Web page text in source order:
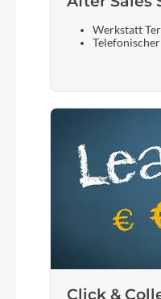
Werkstatt
Click &